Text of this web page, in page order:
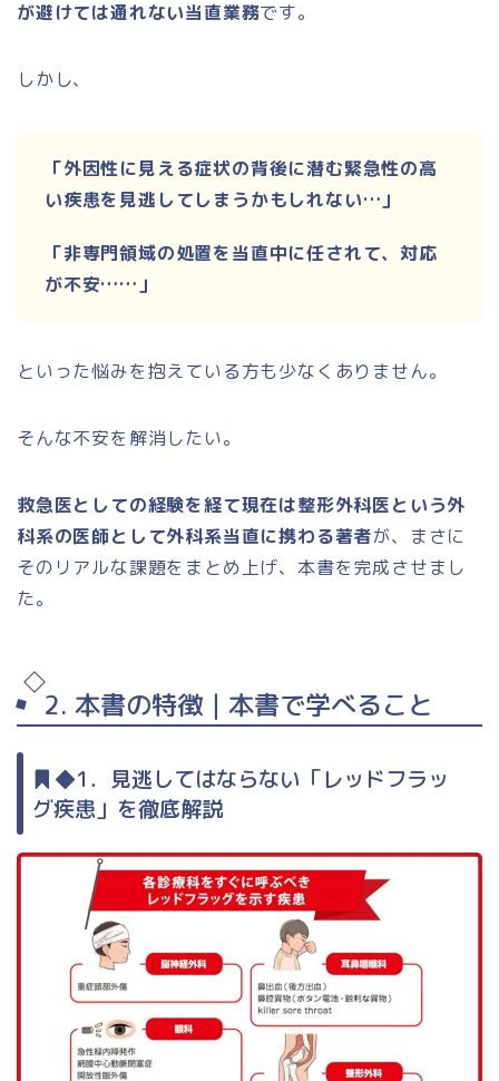
が避けては通れない当直業務です。
しかし、
「外因性に見える症状の背後に潜む緊急性の高
い疾患を見逃してしまうかもしれない…」
「非専門領域の処置を当直中に任されて、対応
が不安……」
といった悩みを抱えている方も少なくありません。
そんな不安を解消したい。
救急医としての経験を経て現在は整形外科医という外
科系の医師として外科系当直に携わる著者が、まさに
そのリアルな課題をまとめ上げ、本書を完成させまし
た。
2. 本書の特徴｜本書で学べること
◆1．見逃してはならない「レッドフラッ
グ疾患」を徹底解説